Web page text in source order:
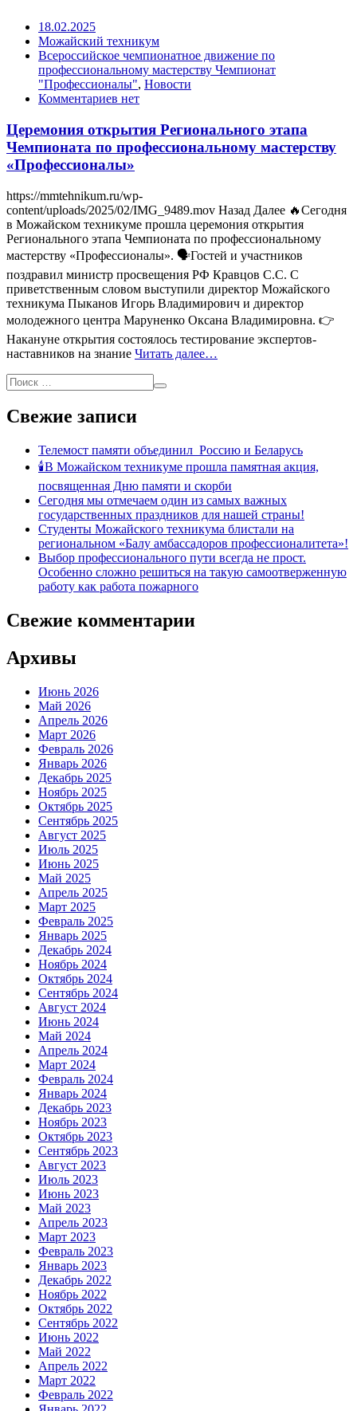
18.02.2025
Можайский техникум
Всероссийское чемпионатное движение по
профессиональному мастерству Чемпионат
"Профессионалы", Новости
Комментариев нет
Церемония открытия Регионального этапа
Чемпионата по профессиональному мастерству
«Профессионалы»
https://mmtehnikum.ru/wp-
content/uploads/2025/02/IMG_9489.mov Назад Далее 🔥Сегодня
в Можайском техникуме прошла церемония открытия
Регионального этапа Чемпионата по профессиональному
мастерству «Профессионалы». 🗣Гостей и участников
поздравил министр просвещения РФ Кравцов С.С. С
приветственным словом выступили директор Можайского
техникума Пыканов Игорь Владимирович и директор
молодежного центра Маруненко Оксана Владимировна. 👉
Накануне открытия состоялось тестирование экспертов-
наставников на знание Читать далее…
Свежие записи
Телемост памяти объединил Россию и Беларусь
🕯В Можайском техникуме прошла памятная акция,
посвященная Дню памяти и скорби
Сегодня мы отмечаем один из самых важных
государственных праздников для нашей страны!
Студенты Можайского техникума блистали на
региональном «Балу амбассадоров профессионалитета»!
Выбор профессионального пути всегда не прост.
Особенно сложно решиться на такую самоотверженную
работу как работа пожарного
Свежие комментарии
Архивы
Июнь 2026
Май 2026
Апрель 2026
Март 2026
Февраль 2026
Январь 2026
Декабрь 2025
Ноябрь 2025
Октябрь 2025
Сентябрь 2025
Август 2025
Июль 2025
Июнь 2025
Май 2025
Апрель 2025
Март 2025
Февраль 2025
Январь 2025
Декабрь 2024
Ноябрь 2024
Октябрь 2024
Сентябрь 2024
Август 2024
Июнь 2024
Май 2024
Апрель 2024
Март 2024
Февраль 2024
Январь 2024
Декабрь 2023
Ноябрь 2023
Октябрь 2023
Сентябрь 2023
Август 2023
Июль 2023
Июнь 2023
Май 2023
Апрель 2023
Март 2023
Февраль 2023
Январь 2023
Декабрь 2022
Ноябрь 2022
Октябрь 2022
Сентябрь 2022
Июнь 2022
Май 2022
Апрель 2022
Март 2022
Февраль 2022